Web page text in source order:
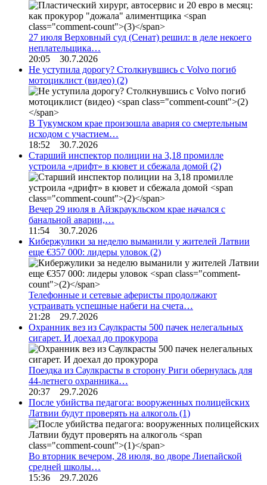
27 июля Верховный суд (Сенат) решил: в деле некоего
неплательщика…
20:05 30.7.2026
Не уступила дорогу? Столкнувшись с Volvo погиб
мотоциклист (видео) (2)
В Тукумском крае произошла авария со смертельным
исходом с участием…
18:52 30.7.2026
Старший инспектор полиции на 3,18 промилле
устроила «дрифт» в кювет и сбежала домой (2)
Вечер 29 июля в Айзкраукльском крае начался с
банальной аварии,…
11:54 30.7.2026
Кибержулики за неделю выманили у жителей Латвии
еще €357 000: лидеры уловок (2)
Телефонные и сетевые аферисты продолжают
устраивать успешные набеги на счета…
21:28 29.7.2026
Охранник вез из Саулкрасты 500 пачек нелегальных
сигарет. И доехал до прокурора
Поездка из Саулкрасты в сторону Риги обернулась для
44-летнего охранника…
20:37 29.7.2026
После убийства педагога: вооруженных полицейских
Латвии будут проверять на алкоголь (1)
Во вторник вечером, 28 июля, во дворе Лиепайской
средней школы…
15:36 29.7.2026